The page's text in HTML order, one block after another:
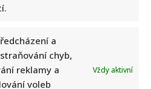
a
chyb,
reklamy a
voleb
Vždy aktivní